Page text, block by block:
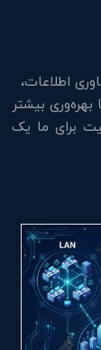
اطلاعات،
بیشتر
برای ما یک